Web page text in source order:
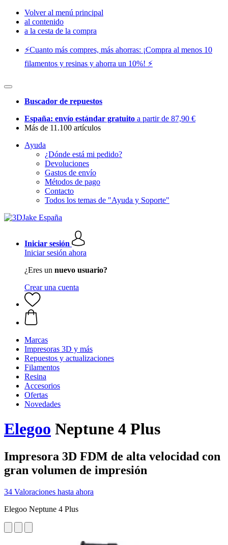
Volver al menú principal
al contenido
a la cesta de la compra
⚡️Cuanto más compres, más ahorras: ¡Compra al menos 10
filamentos y resinas y ahorra un 10%! ⚡️
Buscador de repuestos
España: envío estándar gratuito a partir de 87,90 €
Más de 11.100 artículos
Ayuda
¿Dónde está mi pedido?
Devoluciones
Gastos de envío
Métodos de pago
Contacto
Todos los temas de "Ayuda y Soporte"
Iniciar sesión
Iniciar sesión ahora
¿Eres un nuevo usuario?
Crear una cuenta
Marcas
Impresoras 3D y más
Repuestos y actualizaciones
Filamentos
Resina
Accesorios
Ofertas
Novedades
Elegoo Neptune 4 Plus
Impresora 3D FDM de alta velocidad con
gran volumen de impresión
34 Valoraciones hasta ahora
Elegoo Neptune 4 Plus